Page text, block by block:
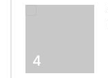
4